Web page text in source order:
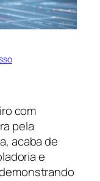
com
pela
acaba de
e